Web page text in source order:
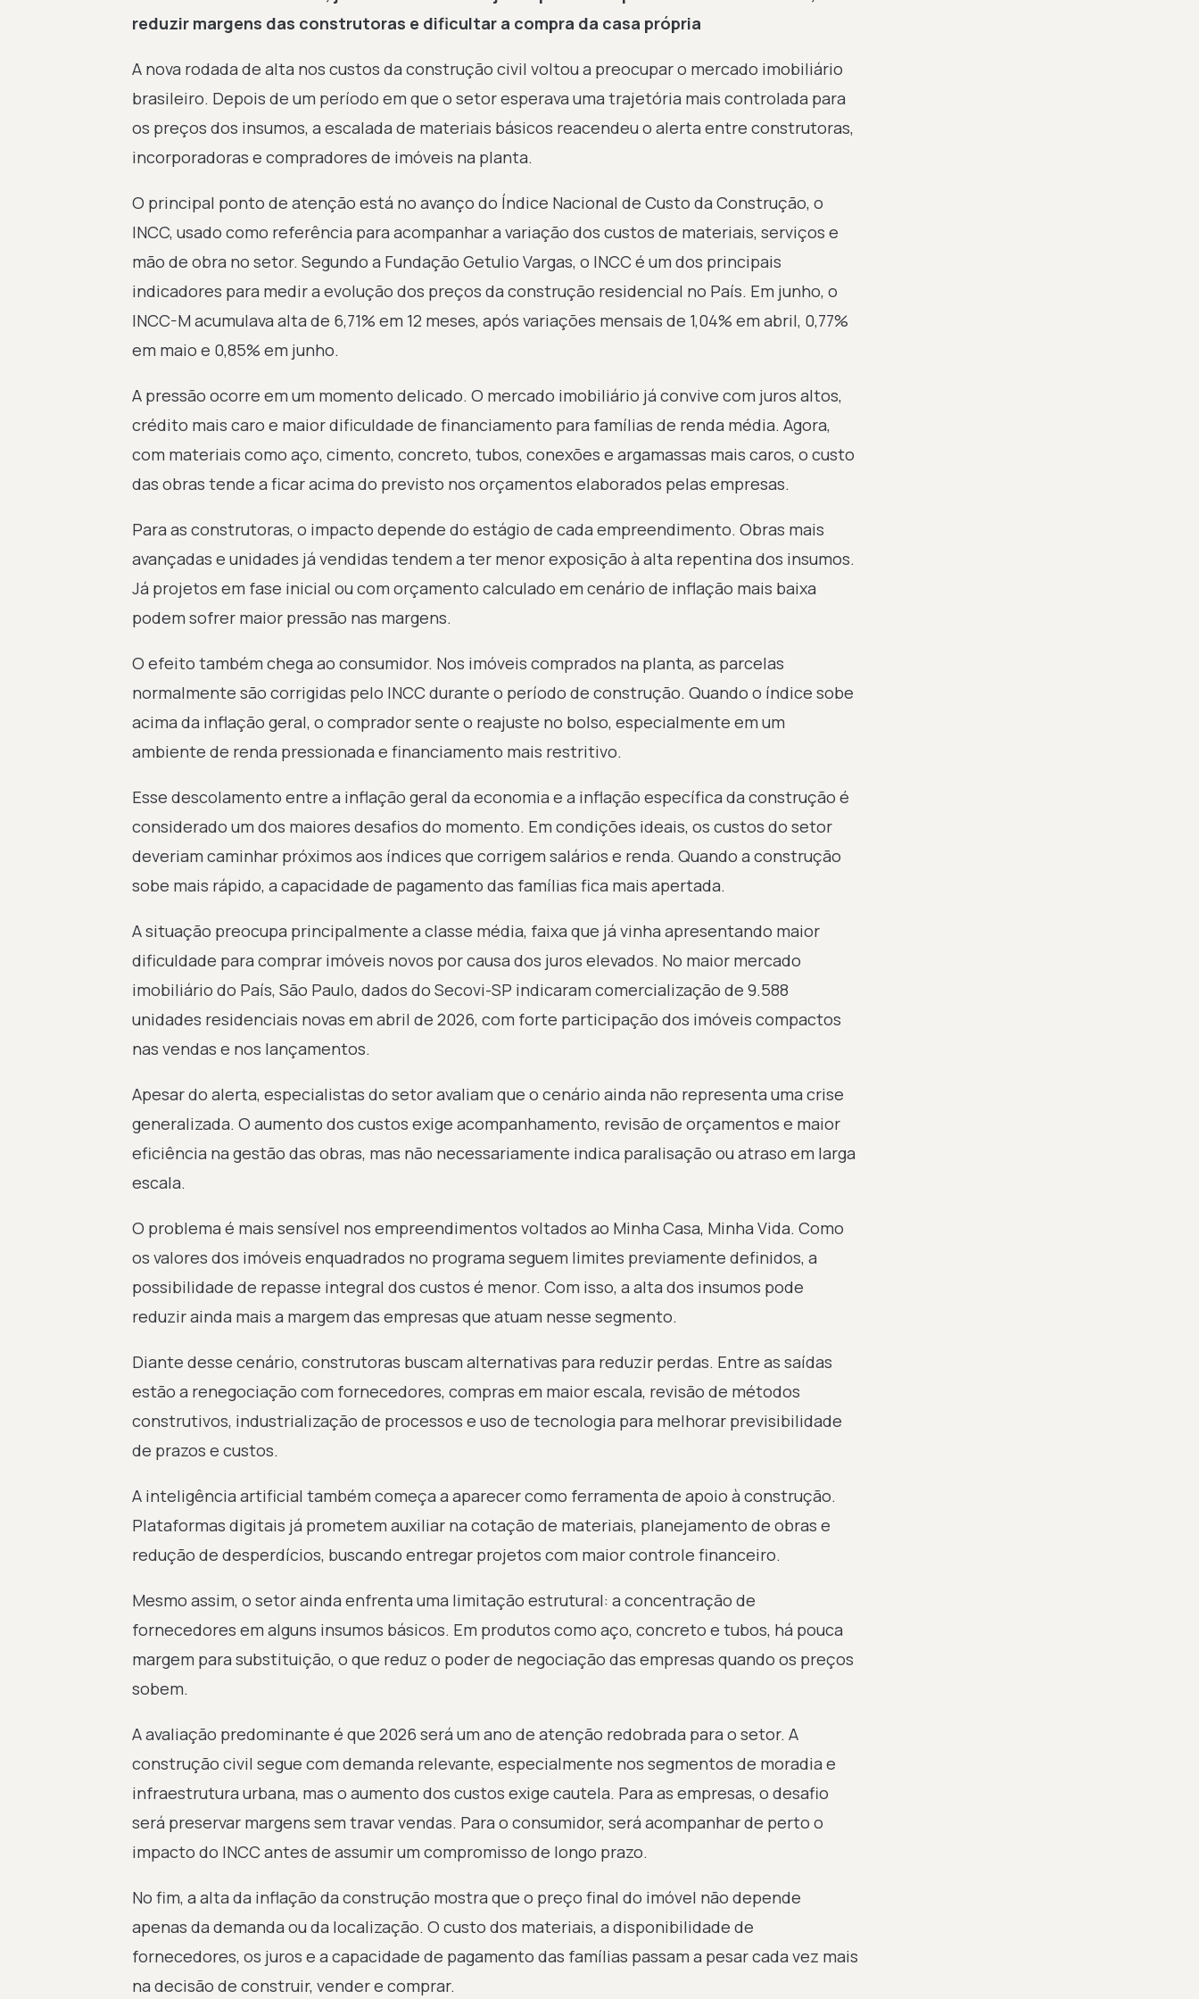
reduzir margens das construtoras e dificultar a compra da casa própria
A nova rodada de alta nos custos da construção civil voltou a preocupar o mercado imobiliário
brasileiro. Depois de um período em que o setor esperava uma trajetória mais controlada para
os preços dos insumos, a escalada de materiais básicos reacendeu o alerta entre construtoras,
incorporadoras e compradores de imóveis na planta.
O principal ponto de atenção está no avanço do Índice Nacional de Custo da Construção, o
INCC, usado como referência para acompanhar a variação dos custos de materiais, serviços e
mão de obra no setor. Segundo a Fundação Getulio Vargas, o INCC é um dos principais
indicadores para medir a evolução dos preços da construção residencial no País. Em junho, o
INCC-M acumulava alta de 6,71% em 12 meses, após variações mensais de 1,04% em abril, 0,77%
em maio e 0,85% em junho.
A pressão ocorre em um momento delicado. O mercado imobiliário já convive com juros altos,
crédito mais caro e maior dificuldade de financiamento para famílias de renda média. Agora,
com materiais como aço, cimento, concreto, tubos, conexões e argamassas mais caros, o custo
das obras tende a ficar acima do previsto nos orçamentos elaborados pelas empresas.
Para as construtoras, o impacto depende do estágio de cada empreendimento. Obras mais
avançadas e unidades já vendidas tendem a ter menor exposição à alta repentina dos insumos.
Já projetos em fase inicial ou com orçamento calculado em cenário de inflação mais baixa
podem sofrer maior pressão nas margens.
O efeito também chega ao consumidor. Nos imóveis comprados na planta, as parcelas
normalmente são corrigidas pelo INCC durante o período de construção. Quando o índice sobe
acima da inflação geral, o comprador sente o reajuste no bolso, especialmente em um
ambiente de renda pressionada e financiamento mais restritivo.
Esse descolamento entre a inflação geral da economia e a inflação específica da construção é
considerado um dos maiores desafios do momento. Em condições ideais, os custos do setor
deveriam caminhar próximos aos índices que corrigem salários e renda. Quando a construção
sobe mais rápido, a capacidade de pagamento das famílias fica mais apertada.
A situação preocupa principalmente a classe média, faixa que já vinha apresentando maior
dificuldade para comprar imóveis novos por causa dos juros elevados. No maior mercado
imobiliário do País, São Paulo, dados do Secovi-SP indicaram comercialização de 9.588
unidades residenciais novas em abril de 2026, com forte participação dos imóveis compactos
nas vendas e nos lançamentos.
Apesar do alerta, especialistas do setor avaliam que o cenário ainda não representa uma crise
generalizada. O aumento dos custos exige acompanhamento, revisão de orçamentos e maior
eficiência na gestão das obras, mas não necessariamente indica paralisação ou atraso em larga
escala.
O problema é mais sensível nos empreendimentos voltados ao Minha Casa, Minha Vida. Como
os valores dos imóveis enquadrados no programa seguem limites previamente definidos, a
possibilidade de repasse integral dos custos é menor. Com isso, a alta dos insumos pode
reduzir ainda mais a margem das empresas que atuam nesse segmento.
Diante desse cenário, construtoras buscam alternativas para reduzir perdas. Entre as saídas
estão a renegociação com fornecedores, compras em maior escala, revisão de métodos
construtivos, industrialização de processos e uso de tecnologia para melhorar previsibilidade
de prazos e custos.
A inteligência artificial também começa a aparecer como ferramenta de apoio à construção.
Plataformas digitais já prometem auxiliar na cotação de materiais, planejamento de obras e
redução de desperdícios, buscando entregar projetos com maior controle financeiro.
Mesmo assim, o setor ainda enfrenta uma limitação estrutural: a concentração de
fornecedores em alguns insumos básicos. Em produtos como aço, concreto e tubos, há pouca
margem para substituição, o que reduz o poder de negociação das empresas quando os preços
sobem.
A avaliação predominante é que 2026 será um ano de atenção redobrada para o setor. A
construção civil segue com demanda relevante, especialmente nos segmentos de moradia e
infraestrutura urbana, mas o aumento dos custos exige cautela. Para as empresas, o desafio
será preservar margens sem travar vendas. Para o consumidor, será acompanhar de perto o
impacto do INCC antes de assumir um compromisso de longo prazo.
No fim, a alta da inflação da construção mostra que o preço final do imóvel não depende
apenas da demanda ou da localização. O custo dos materiais, a disponibilidade de
fornecedores, os juros e a capacidade de pagamento das famílias passam a pesar cada vez mais
na decisão de construir, vender e comprar.